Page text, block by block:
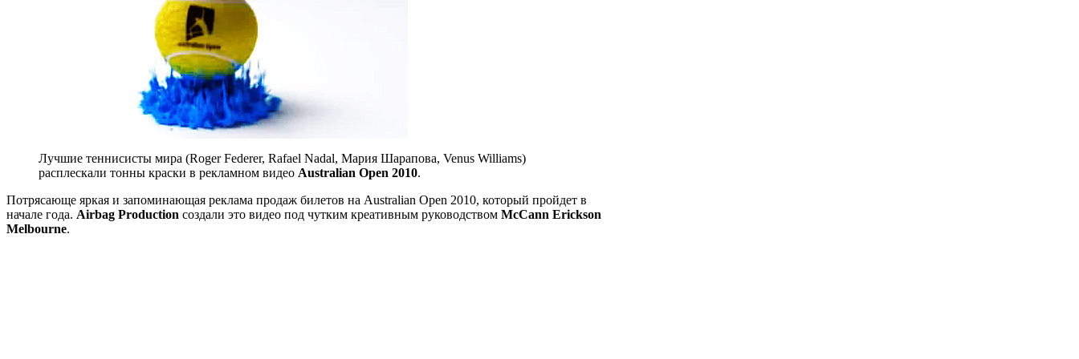
Лучшие теннисисты мира (Roger Federer, Rafael Nadal, Мария Шарапова, Venus Williams)
расплескали тонны краски в рекламном видео Australian Open 2010.
Потрясающе яркая и запоминающая реклама продаж билетов на Australian Open 2010, который пройдет в
начале года. Airbag Production создали это видео под чутким креативным руководством McCann Erickson
Melbourne.